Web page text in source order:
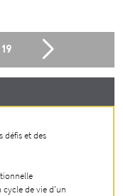
19
défis et des
de vie d’un